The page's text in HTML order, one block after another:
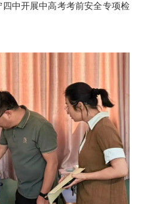
中开展中高考考前安全专项检